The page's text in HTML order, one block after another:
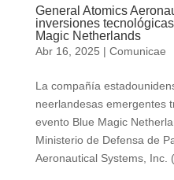
General Atomics
inversiones
Magic Netherlands
Abr 16, 2025 | Comunicae
La compañía
neerlandesas emergentes
evento Blue Magic
Ministerio de Defensa de
Aeronautical Systems, Inc.